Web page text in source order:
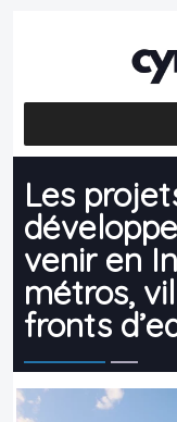
Les
venir en
métros,
fronts